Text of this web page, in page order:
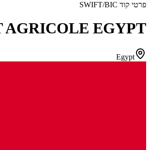
פרטי קוד SWIFT/BIC
AGRICOLE EGYPT
Egypt